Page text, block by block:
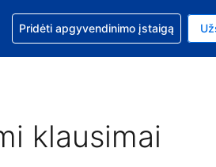
pasirinkta valiuta: Euras
kalbą. Jūsų pasirinkta kalba:
Pagalba dėl užsakymo
Pridėti apgyvendinimo įstaigą
klausimai